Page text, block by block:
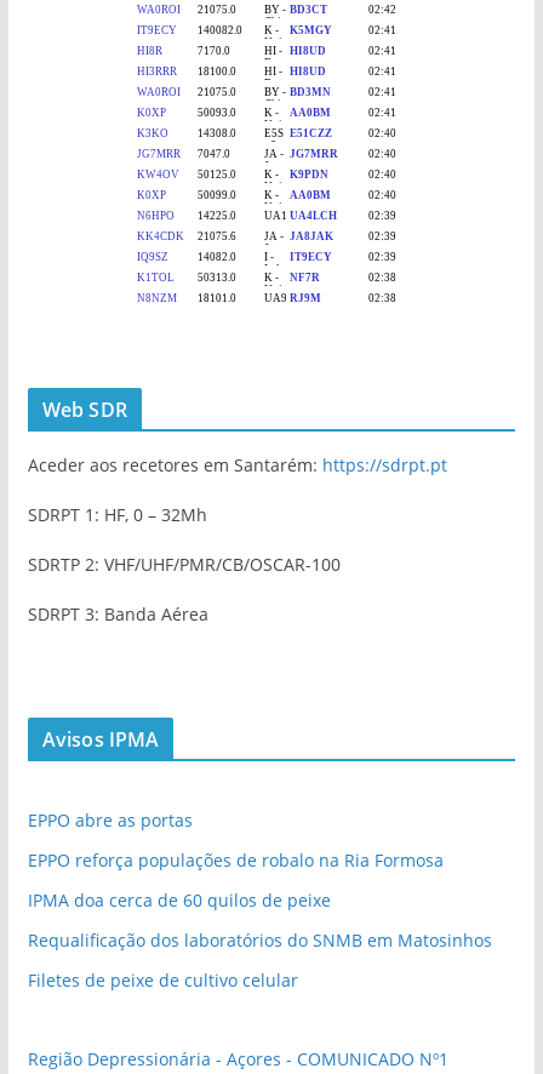
Web SDR
Aceder aos recetores em Santarém: https://sdrpt.pt
SDRPT 1: HF, 0 – 32Mh
SDRTP 2: VHF/UHF/PMR/CB/OSCAR-100
SDRPT 3: Banda Aérea
Avisos IPMA
EPPO abre as portas
EPPO reforça populações de robalo na Ria Formosa
IPMA doa cerca de 60 quilos de peixe
Requalificação dos laboratórios do SNMB em Matosinhos
Filetes de peixe de cultivo celular
Região Depressionária - Açores - COMUNICADO Nº1